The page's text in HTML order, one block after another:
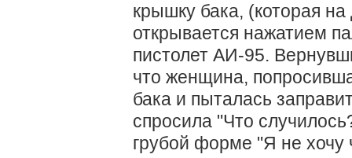
крышку бака, (которая
открывается нажатием
пистолет AИ-95.
что женщина,
бака и пыталась
спросила "Что
грубой форме "Я не